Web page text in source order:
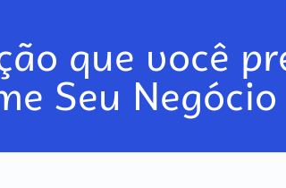
que você
Seu Negócio